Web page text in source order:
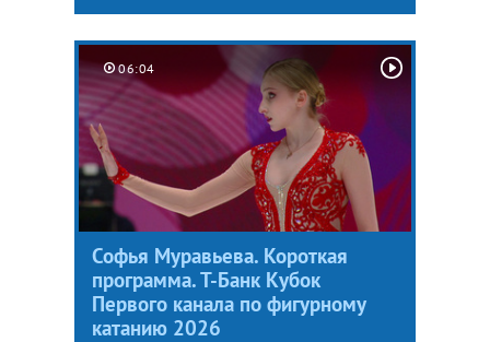
06:04
Софья Муравьева. Короткая
программа. Т-Банк Кубок
Первого канала по фигурному
катанию 2026